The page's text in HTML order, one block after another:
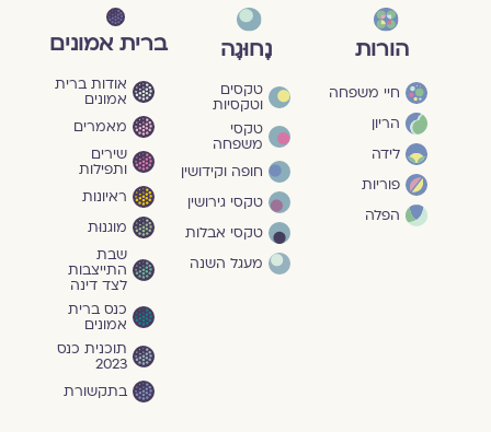
הורות
חיי משפחה
הריון
לידה
פוריות
הפלה
נָחוּגָה
טקסים
וטקסיות
טקסי
משפחה
חופה וקידושין
טקסי גירושין
טקסי אבלות
מעגל השנה
ברית אמונים
אודות ברית
אמונים
מאמרים
שירים
ותפילות
ראיונות
מוגנוּת
שבת
התייצבות
לצד דינה
כנס ברית
אמונים
תוכנית כנס
2023
בתקשורת